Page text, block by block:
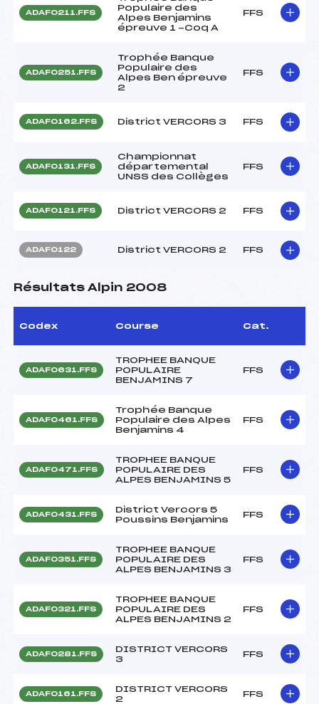
ADAF0211.FFS
Populaire des
Alpes Benjamins
épreuve 1 -Coq A
FFS
ADAF0251.FFS
Trophée Banque
Populaire des
Alpes Ben épreuve
2
FFS
ADAF0162.FFS District VERCORS 3 FFS
ADAF0131.FFS
Championnat
départemental
UNSS des Collèges
FFS
ADAF0121.FFS District VERCORS 2 FFS
ADAF0122 District VERCORS 2 FFS
Résultats Alpin 2008
Codex Course Cat.
ADAF0631.FFS
TROPHEE BANQUE
POPULAIRE
BENJAMINS 7
FFS
ADAF0461.FFS
Trophée Banque
Populaire des Alpes
Benjamins 4
FFS
ADAF0471.FFS
TROPHEE BANQUE
POPULAIRE DES
ALPES BENJAMINS 5
FFS
ADAF0431.FFS
District Vercors 5
Poussins Benjamins
FFS
ADAF0351.FFS
TROPHEE BANQUE
POPULAIRE DES
ALPES BENJAMINS 3
FFS
ADAF0321.FFS
TROPHEE BANQUE
POPULAIRE DES
ALPES BENJAMINS 2
FFS
ADAF0281.FFS
DISTRICT VERCORS
3
FFS
ADAF0161.FFS
DISTRICT VERCORS
2
FFS